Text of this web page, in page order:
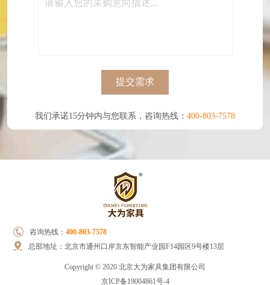
提交需求
我们承诺15分钟内与您联系，咨询热线： 400-803-7578
咨询热线：400-803-7578
总部地址：北京市通州口岸京东智能产业园F14园区9号楼13层
Copyright © 2020 北京大为家具集团有限公司
京ICP备19004861号-4